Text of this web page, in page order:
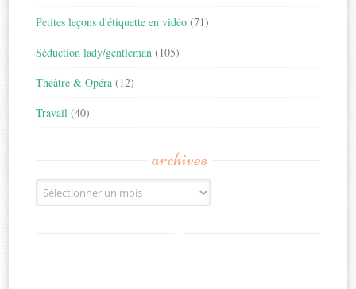
Petites leçons d'étiquette en vidéo (71)
Séduction lady/gentleman (105)
Théâtre & Opéra (12)
Travail (40)
archives
Archives